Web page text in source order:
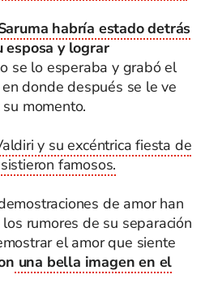
habría estado detrás
esposa y lograr
se lo esperaba y grabó el
donde después se le ve
momento.
y su excéntrica fiesta de
famosos.
de amor han
rumores de su separación
el amor que siente
una bella imagen en el